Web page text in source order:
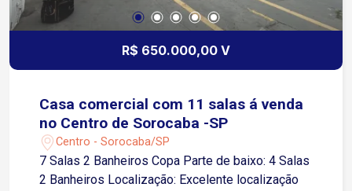
R$ 650.000,00 V
Casa comercial com 11 salas á venda
no Centro de Sorocaba -SP
Centro - Sorocaba/SP
7 Salas 2 Banheiros Copa Parte de baixo: 4 Salas
2 Banheiros Localização: Excelente localização